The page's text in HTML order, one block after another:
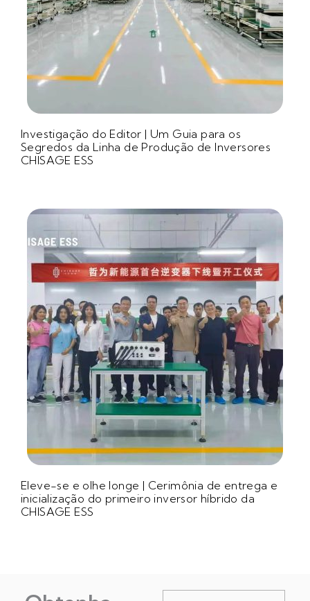
Investigação do Editor | Um Guia para os
Segredos da Linha de Produção de Inversores
CHISAGE ESS
Eleve-se e olhe longe | Cerimônia de entrega e
inicialização do primeiro inversor híbrido da
CHISAGE ESS